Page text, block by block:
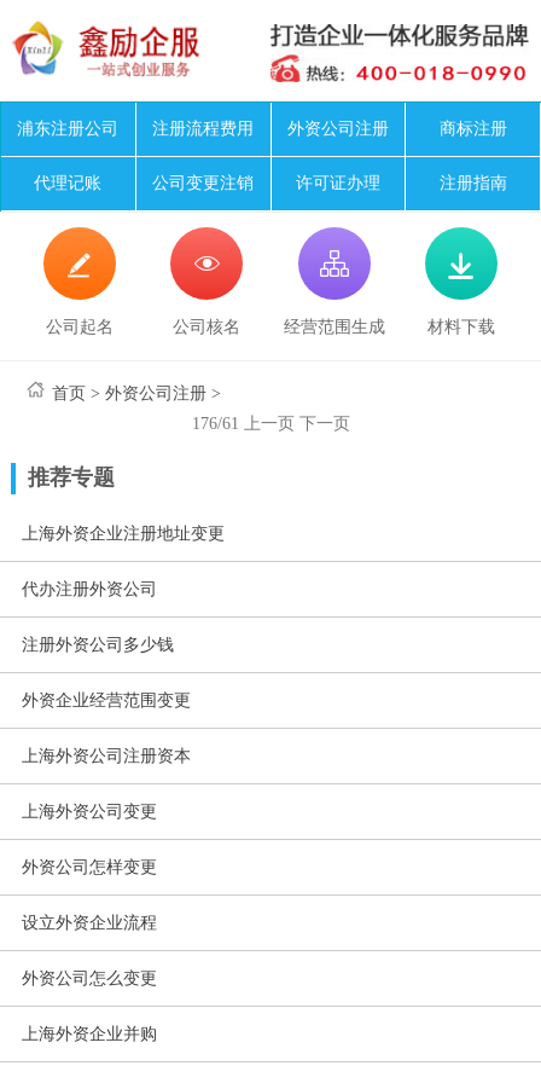
浦东注册公司 注册流程费用 外资公司注册 商标注册
代理记账 公司变更注销 许可证办理 注册指南

公司起名

公司核名

经营范围生成

材料下载
首页 >外资公司注册 >
176/61
上一页 下一页
推荐专题
上海外资企业注册地址变更
代办注册外资公司
注册外资公司多少钱
外资企业经营范围变更
上海外资公司注册资本
上海外资公司变更
外资公司怎样变更
设立外资企业流程
外资公司怎么变更
上海外资企业并购